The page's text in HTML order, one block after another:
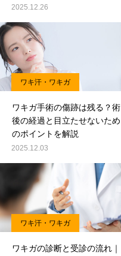
2025.12.26
ワキ汗・ワキガ
ワキガ手術の傷跡は残る？術
後の経過と目立たせないため
のポイントを解説
2025.12.03
ワキ汗・ワキガ
ワキガの診断と受診の流れ｜